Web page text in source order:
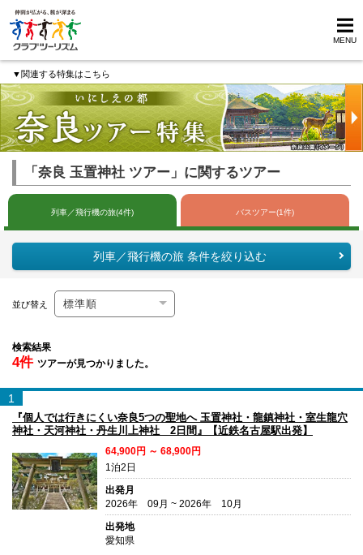
MENU
▼関連する特集はこちら
「奈良 玉置神社 ツアー」に関するツアー
列車／飛行機の旅(4件) バスツアー(1件)
列車／飛行機の旅 条件を絞り込む
並び替え
検索結果
4件 ツアーが見つかりました。
1
『個人では行きにくい奈良5つの聖地へ 玉置神社・龍鎮神社・室生龍穴
神社・天河神社・丹生川上神社 2日間』【近鉄名古屋駅出発】
64,900円 ～ 68,900円
1泊2日
出発月
2026年 09月 ~ 2026年 10月
出発地
愛知県